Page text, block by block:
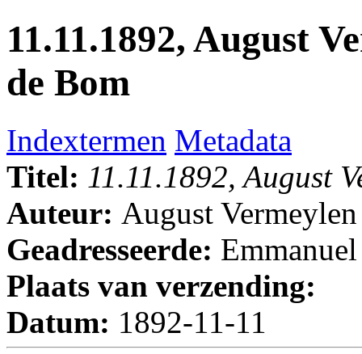
11.11.1892, August
de Bom
Indextermen Metadata
Titel: 11.11.1892, August
Auteur: August Vermeylen
Geadresseerde:
Plaats van verzending:
Datum: 1892-11-11